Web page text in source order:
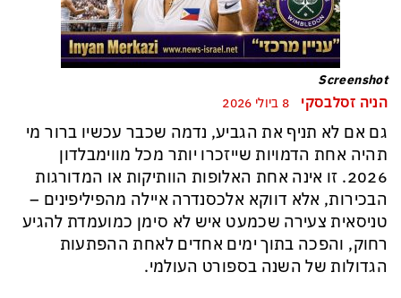
Screenshot
הניה זסלבסקי
גם אם לא תניף את הגביע, נדמה שכבר עכשיו ברור מי
תהיה אחת הדמויות שייזכרו יותר מכל מווימבלדון
2026. זו אינה אחת האלופות הוותיקות או המדורגות
הבכירות, אלא דווקא אלכסנדרה איילה מהפיליפינים –
טניסאית צעירה שכמעט איש לא סימן כמועמדת להגיע
רחוק, והפכה בתוך ימים אחדים לאחת ההפתעות
הגדולות של השנה בספורט העולמי.